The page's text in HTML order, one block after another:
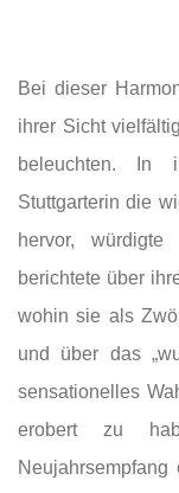
Bei dieser
ihrer Sicht
beleuchten. In
Stuttgarterin die
hervor, würdigte
berichtete über
wohin sie als
und über das
sensationelles
erobert zu